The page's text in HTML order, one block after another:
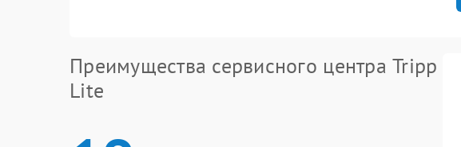
Преимущества сервисного центра Tripp
Lite